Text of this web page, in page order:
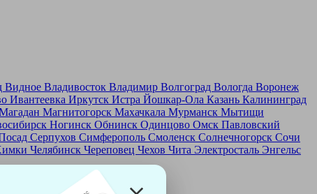
Видное Владивосток Владимир Волгоград Вологда Воронеж
Ивантеевка Иркутск Истра Йошкар-Ола Казань Калининград
Магнитогорск Махачкала Мурманск Мытищи
Ногинск Обнинск Одинцово Омск Павловский
Серпухов Симферополь Смоленск Солнечногорск Сочи
Челябинск Череповец Чехов Чита Электросталь Энгельс